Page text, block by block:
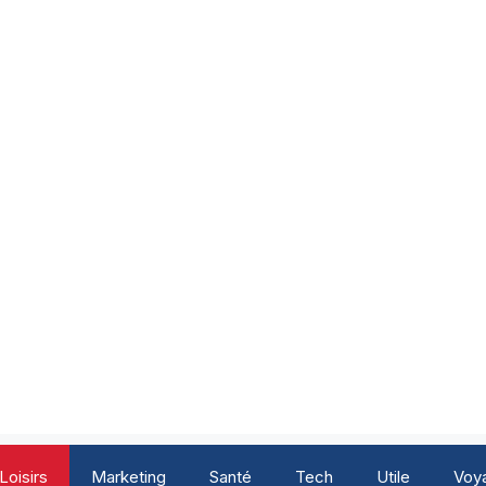
Loisirs Marketing Santé Tech Utile